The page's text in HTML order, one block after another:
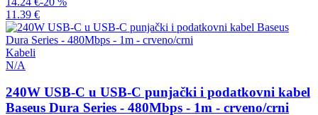
11.39 €
Kabeli
N/A
240W USB-C u USB-C punjački i podatkovni kabel
Baseus Dura Series - 480Mbps - 1m - crveno/crni